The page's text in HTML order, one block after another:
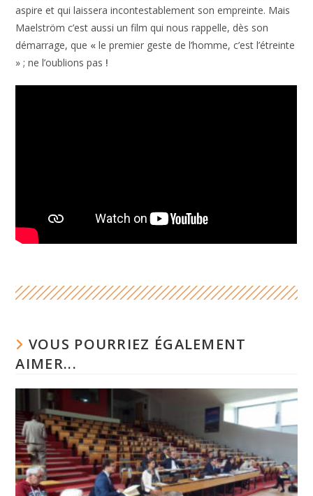
aspire et qui laissera incontestablement son empreinte. Mais
Maelström c’est aussi un film qui nous rappelle, dès son
démarrage, que « le premier geste de l’homme, c’est l’étreinte
» ; ne l’oublions pas !
VOUS POURRIEZ ÉGALEMENT
AIMER...